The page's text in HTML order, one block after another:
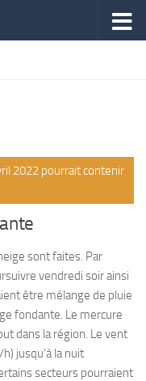
2022 pourrait contenir
sont faites. Par
vendredi soir ainsi
être mélange de pluie
fondante. Le mercure
dans la région. Le vent
jusqu’à la nuit
secteurs pourraient